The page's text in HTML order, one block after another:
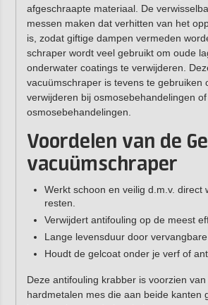
afgeschraapte materiaal. De
messen maken dat verhitten van het
is, zodat giftige dampen vermeden
schraper wordt veel gebruikt om oude
onderwater coatings te verwijderen.
vacuümschraper is tevens te gebruiken
verwijderen bij osmosebehandelingen
osmosebehandelingen.
Voordelen van de
vacuümschraper
Werkt schoon en veilig d.m.v. direct
resten.
Verwijdert antifouling op de meest
Lange levensduur door
Houdt de gelcoat onder je verf of
Deze antifouling krabber is voorzien
hardmetalen mes die aan beide kanten